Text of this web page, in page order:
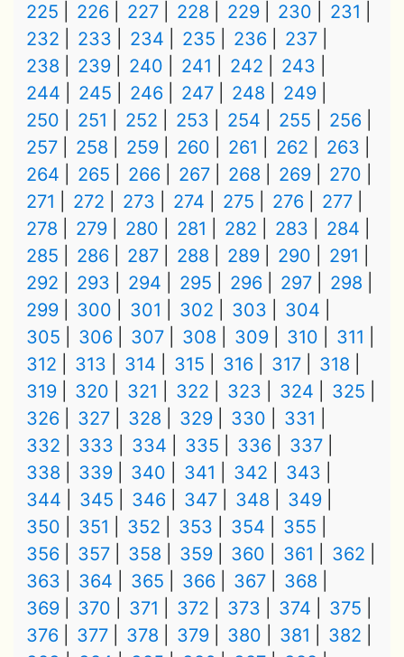
225
226 227 228 229 230
231
232
233 234 235 236
237
238
239 240 241 242
243
244
245 246 247 248
249
250
251 252 253 254 255
256
257
258 259 260 261 262
263
264
265 266 267 268 269
270
271
272 273 274 275 276
277
278
279 280 281 282 283
284
285
286 287 288 289 290
291
292
293 294 295 296 297
298
299
300 301 302 303
304
305
306 307 308 309 310
311
312
313 314 315 316 317
318
319
320 321 322 323 324
325
326
327 328 329 330
331
332
333 334 335 336
337
338
339 340 341 342
343
344
345 346 347 348
349
350
351 352 353 354
355
356
357 358 359 360 361
362
363
364 365 366 367
368
369
370 371 372 373 374
375
376
377 378 379 380 381
382